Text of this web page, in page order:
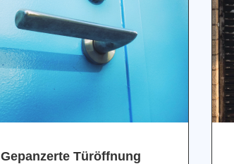
Gepanzerte Türöffnung